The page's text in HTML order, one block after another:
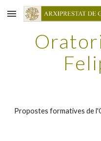
Skip to main content
Propostes formatives de